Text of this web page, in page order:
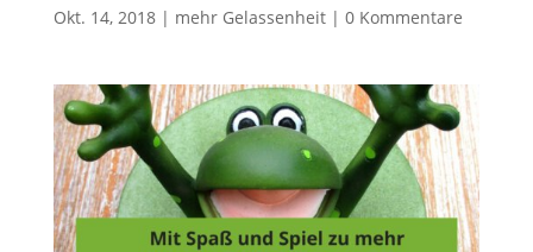
Okt. 14, 2018| mehr Gelassenheit| 0 Kommentare